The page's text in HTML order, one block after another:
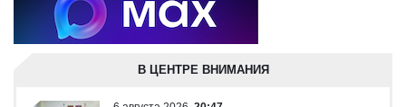
В ЦЕНТРЕ ВНИМАНИЯ